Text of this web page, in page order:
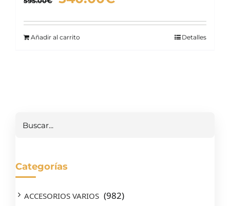
original
era:
actual
Añadir al carrito Detalles
Categorías
ACCESORIOS VARIOS (982)